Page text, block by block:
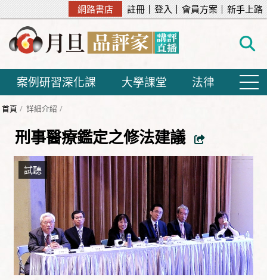
網路書店 註冊 登入 會員方案 新手上路
案例研習深化課 大學課堂 法律
首頁 詳細介紹
刑事醫療鑑定之修法建議